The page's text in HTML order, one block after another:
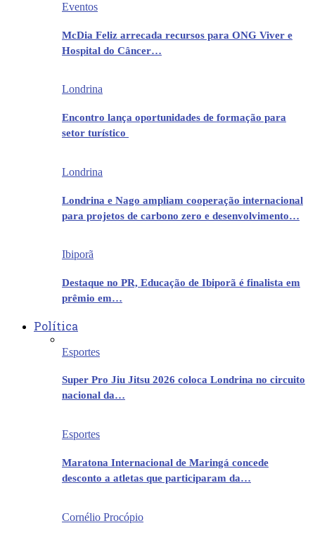
Eventos
McDia Feliz arrecada recursos para ONG Viver e
Hospital do Câncer…
Londrina
Encontro lança oportunidades de formação para
setor turístico
Londrina
Londrina e Nago ampliam cooperação internacional
para projetos de carbono zero e desenvolvimento…
Ibiporã
Destaque no PR, Educação de Ibiporã é finalista em
prêmio em…
Política
Esportes
Super Pro Jiu Jitsu 2026 coloca Londrina no circuito
nacional da…
Esportes
Maratona Internacional de Maringá concede
desconto a atletas que participaram da…
Cornélio Procópio